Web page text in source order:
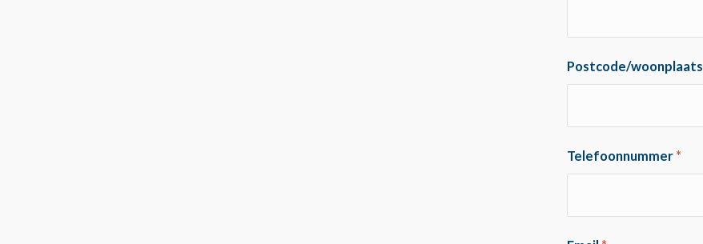
Postcode/woonplaats
Telefoonnummer *